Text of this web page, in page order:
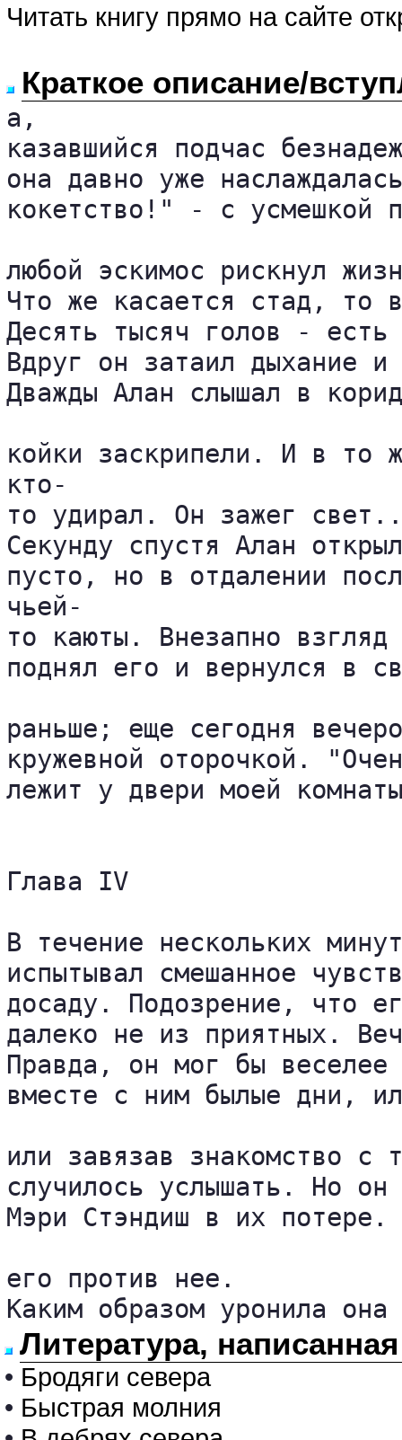
Читать книгу прямо на сайте
Краткое описание/
а,
казавшийся подчас
она давно уже
кокетство!" - с усмешкой
любой эскимос рискнул
Что же касается стад, то
Десять тысяч голов -
Вдруг он затаил дыхание
Дважды Алан слышал в
койки заскрипели. И в то
кто-
то удирал. Он зажег
Секунду спустя Алан
пусто, но в отдалении
чьей-
то каюты. Внезапно
поднял его и вернулся в
раньше; еще сегодня
кружевной оторочкой.
лежит у двери моей
Глава IV
В течение нескольких
испытывал смешанное
досаду. Подозрение, что
далеко не из приятных.
Правда, он мог бы
вместе с ним былые дни,
или завязав знакомство с
случилось услышать. Но
Мэри Стэндиш в их потере.
его против нее.
Каким образом уронила
Литература,
• Бродяги севера
• Быстрая молния